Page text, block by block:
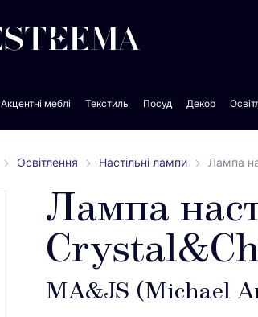
Акцентні меблі Текстиль Посуд Декор
Освітлення Настільні лампи Лампа
Лампа
MA&JS (Michael